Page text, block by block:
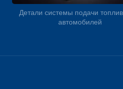
Детали системы подачи
автомобилей